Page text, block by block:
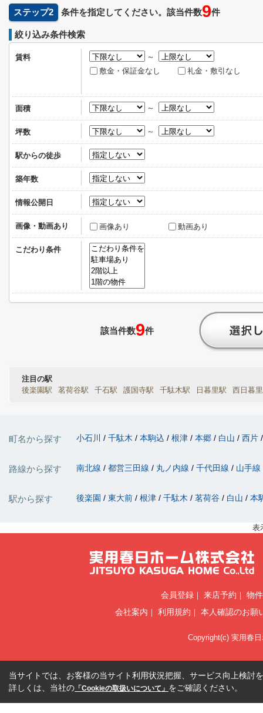
ステップ2 条件を指定してください。該当件数9件
絞り込み条件検索
賃料
～
敷金・保証金なし
礼金・敷引なし
面積 ～
坪数 ～
駅からの徒歩
築年数
情報公開日
画像・動画あり 画像あり 動画あり
こだわり条件
該当件数9件
注目の駅
後楽園駅
茗荷谷駅 千石駅 護国寺駅 千駄木駅 日暮里駅 西日暮
町名から探す 小石川 千駄木 本駒込 根津 本郷 白山 西片
路線から探す 南北線 都営三田線 丸ノ内線 千代田線 山手線
駅から探す 後楽園 東大前 根津 千駄木 茗荷谷 白山 本
表
会員登録 来店予約
物
会社案内
利用規約 本人確認のお願
Copyright(c) 実用春
当サイトでは、お客様の当サイト利用状況把握、サービス向上検討
詳しくは、当社の 「Cookieの取扱いについて」 をご確認ください。